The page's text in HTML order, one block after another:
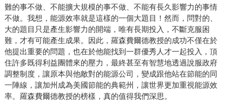
難的事不做、不能擴大規模的事不做、不能有長久影響力的事情
不做。我想，能源效率就是這樣的一個大題目！然而，問對的、
大的題目只是產生影響力的開端，唯有長期投入，不斷克服困
難，才有可能產生成果。因此，羅森費爾德教授的成功不僅在於
他提出重要的問題，也在於他能找到一群優秀人才一起投入，頂
住許多既得利益團體來的壓力，最終甚至有智慧地透過說服政府
調整制度，讓原本與他敵對的能源公司，變成跟他站在節能的同
一陣線，讓加州成為美國節能的典範州，讓世界更加重視能源效
率。羅森費爾德教授的榜樣，真的值得我們深思。